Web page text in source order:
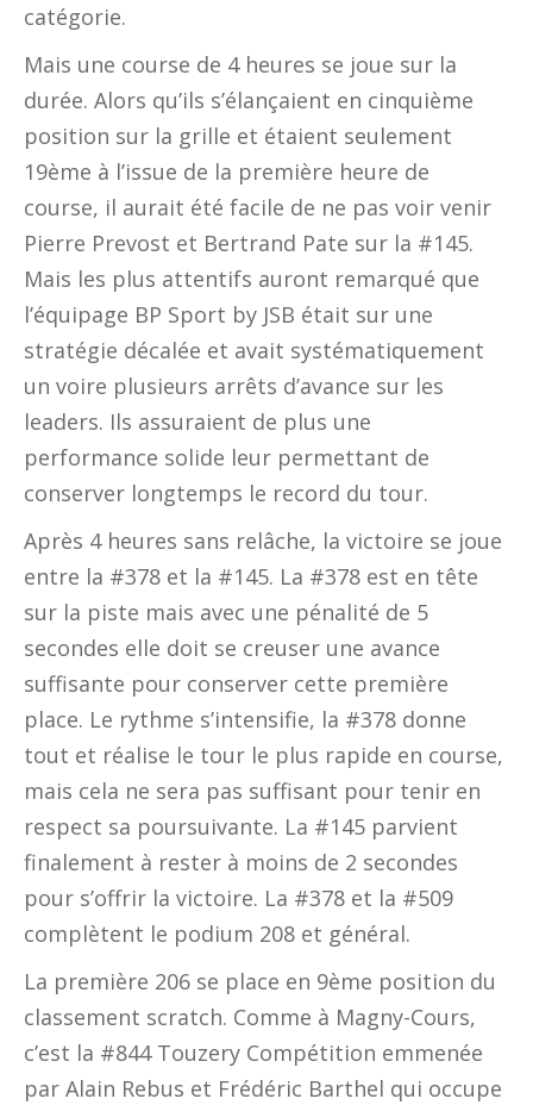
catégorie.
Mais une course de 4 heures se joue sur la
durée. Alors qu’ils s’élançaient en cinquième
position sur la grille et étaient seulement
19ème à l’issue de la première heure de
course, il aurait été facile de ne pas voir venir
Pierre Prevost et Bertrand Pate sur la #145.
Mais les plus attentifs auront remarqué que
l’équipage BP Sport by JSB était sur une
stratégie décalée et avait systématiquement
un voire plusieurs arrêts d’avance sur les
leaders. Ils assuraient de plus une
performance solide leur permettant de
conserver longtemps le record du tour.
Après 4 heures sans relâche, la victoire se joue
entre la #378 et la #145. La #378 est en tête
sur la piste mais avec une pénalité de 5
secondes elle doit se creuser une avance
suffisante pour conserver cette première
place. Le rythme s’intensifie, la #378 donne
tout et réalise le tour le plus rapide en course,
mais cela ne sera pas suffisant pour tenir en
respect sa poursuivante. La #145 parvient
finalement à rester à moins de 2 secondes
pour s’offrir la victoire. La #378 et la #509
complètent le podium 208 et général.
La première 206 se place en 9ème position du
classement scratch. Comme à Magny-Cours,
c’est la #844 Touzery Compétition emmenée
par Alain Rebus et Frédéric Barthel qui occupe